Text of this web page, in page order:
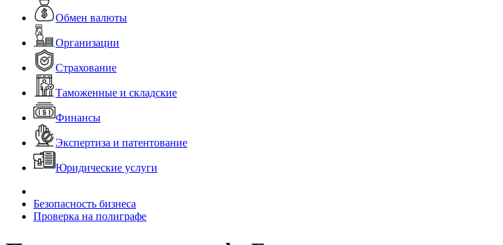
Обмен валюты
Организации
Страхование
Таможенные и складские
Финансы
Экспертиза и патентование
Юридические услуги
Безопасность бизнеса
Проверка на полиграфе